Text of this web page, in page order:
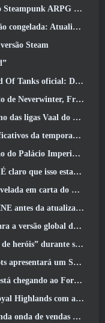
preocupações dos jogadores”
Atualização Nix
Steam
de lançamento do HEAT
Frio cortante
lançamento do Return Of The Ancients
da temporada 8
um roteiro de conteúdo “massivo”
prestes a acontecer
em carta do produtor
da atualização de junho
Limit Zero Breakers da NCSoft
seu 10º aniversário
inspirado em Lovecraft
chegando ao Fortnite
com a atualização de hoje
de ingressos ExileCon